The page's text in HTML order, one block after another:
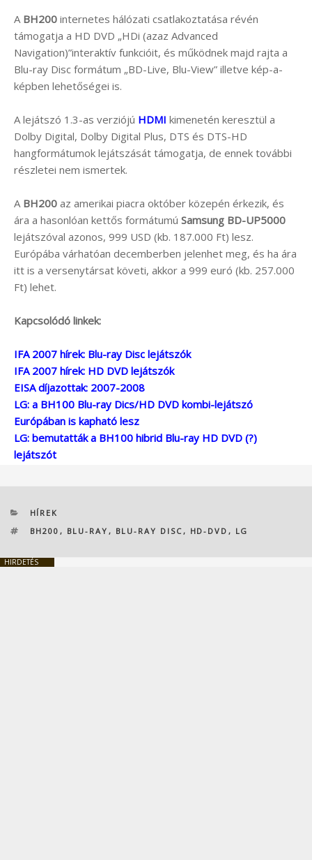
A BH200 internetes hálózati csatlakoztatása révén
támogatja a HD DVD „HDi (azaz Advanced
Navigation)”interaktív funkcióit, és működnek majd rajta a
Blu-ray Disc formátum „BD-Live, Blu-View” illetve kép-a-
képben lehetőségei is.
A lejátszó 1.3-as verziójú HDMI kimenetén keresztül a
Dolby Digital, Dolby Digital Plus, DTS és DTS-HD
hangformátumok lejátszását támogatja, de ennek további
részletei nem ismertek.
A BH200 az amerikai piacra október közepén érkezik, és
ára a hasonlóan kettős formátumú Samsung BD-UP5000
lejátszóval azonos, 999 USD (kb. 187.000 Ft) lesz.
Európába várhatóan decemberben jelenhet meg, és ha ára
itt is a versenytársat követi, akkor a 999 euró (kb. 257.000
Ft) lehet.
Kapcsolódó linkek:
IFA 2007 hírek: Blu-ray Disc lejátszók
IFA 2007 hírek: HD DVD lejátszók
EISA díjazottak: 2007-2008
LG: a BH100 Blu-ray Dics/HD DVD kombi-lejátszó
Európában is kapható lesz
LG: bemutatták a BH100 hibrid Blu-ray HD DVD (?)
lejátszót
KATEGÓRIÁK
HÍREK
CÍMKÉK
BH200 , BLU-RAY , BLU-RAY DISC , HD-DVD , LG
HIRDETÉS